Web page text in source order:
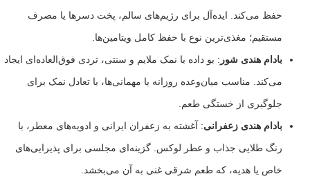
حفظ می‌کند. ایده‌آل برای رژیم‌های سالم، پخت دسرها یا مصرف
مستقیم؛ مغذی‌ترین نوع با حفظ کامل ویتامین‌ها.
بادام هندی شور: بو داده با نمک ملایم و سنتی، تردی فوق‌العاده‌ای ایجاد
می‌کند. مناسب میان‌وعده روزانه یا مهمانی‌ها، با تعادل نمک برای
جلوگیری از خستگی طعم.
بادام هندی زعفرانی: آغشته به زعفران ایرانی و ادویه‌های معطر، با
رنگ طلایی جذاب و عطر لوکس. گزینه‌ای مجلسی برای پذیرایی‌های
خاص یا هدیه، که طعم شرقی غنی به آن می‌بخشد.